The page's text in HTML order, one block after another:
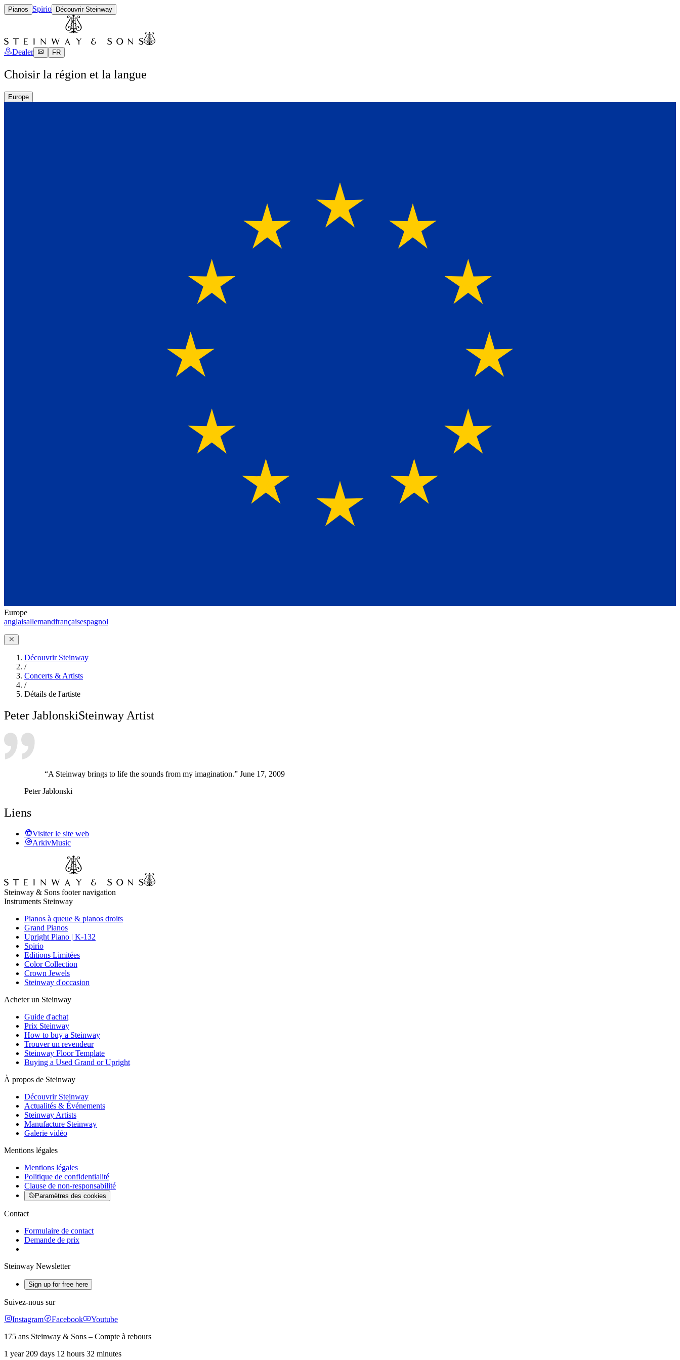
Pianos Spirio Découvrir Steinway
Dealer FR
Choisir la région et la langue
Europe
Europe
anglaisallemandfrançaisespagnol
Découvrir Steinway
/
Concerts & Artists
/
Détails de l'artiste
Peter JablonskiSteinway Artist
“A Steinway brings to life the sounds from my imagination.” June 17, 2009
Peter Jablonski
Liens
Visiter le site web
ArkivMusic
Steinway & Sons footer navigation
Instruments Steinway
Pianos à queue & pianos droits
Grand Pianos
Upright Piano | K-132
Spirio
Editions Limitées
Color Collection
Crown Jewels
Steinway d'occasion
Acheter un Steinway
Guide d'achat
Prix Steinway
How to buy a Steinway
Trouver un revendeur
Steinway Floor Template
Buying a Used Grand or Upright
À propos de Steinway
Découvrir Steinway
Actualités & Événements
Steinway Artists
Manufacture Steinway
Galerie vidéo
Mentions légales
Mentions légales
Politique de confidentialité
Clause de non-responsabilité
Paramètres des cookies
Contact
Formulaire de contact
Demande de prix
Steinway Newsletter
Sign up for free here
Suivez-nous sur
Instagram
Facebook
Youtube
175 ans Steinway & Sons – Compte à rebours
1 year 209 days 12 hours 32 minutes